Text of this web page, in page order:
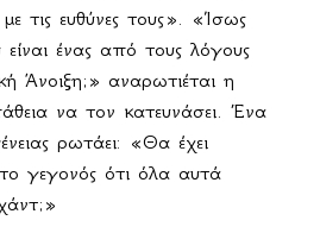
τις ευθύνες τους». «Ίσως
ένας από τους λόγους
Άνοιξη;» αναρωτιέται η
να τον κατευνάσει. Ένα
ρωτάει: «Θα έχει
γεγονός ότι όλα αυτά